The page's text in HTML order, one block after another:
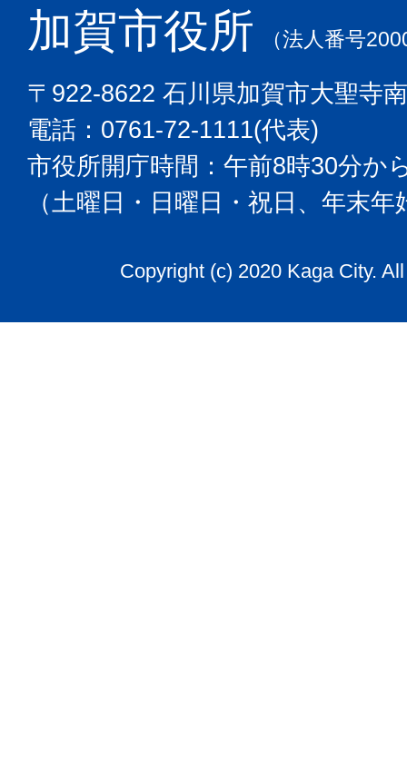
加賀市役所 （法人番号
〒922-8622 石川県加賀市大聖寺
電話：0761-72-1111(代表)
市役所開庁時間：午前8時30分か
（土曜日・日曜日・祝日、年末
Copyright (c) 2020 Kaga City.